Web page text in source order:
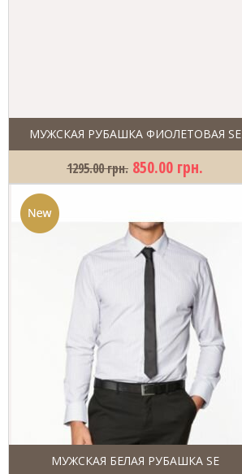
МУЖСКАЯ РУБАШКА ФИОЛЕТОВАЯ SE
1295.00 грн. 850.00 грн.
МУЖСКАЯ БЕЛАЯ РУБАШКА SE